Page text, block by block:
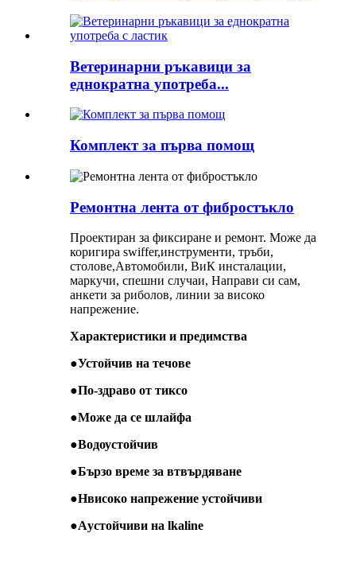
Ветеринарни ръкавици за
еднократна употреба...
Комплект за първа помощ
Ремонтна лента от фибростъкло
Проектиран за фиксиране и ремонт. Може да
коригира swiffer,инструменти, тръби,
столове,Автомобили, ВиК инсталации,
маркучи, спешни случаи, Направи си сам,
анкети за риболов, линии за високо
напрежение.
Характеристики и предимства
●Устойчив на течове
●По-здраво от тиксо
●Може да се шлайфа
●Водоустойчив
●Бързо време за втвърдяване
●Hвисоко напрежение устойчиви
●Aустойчиви на lkaline